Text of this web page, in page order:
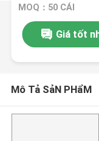
MOQ：50 CÁI
Giá tốt
Mô Tả SảN PHẩM